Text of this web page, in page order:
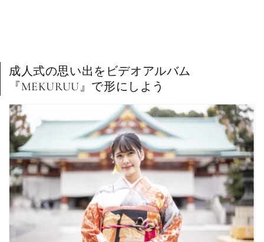
成人式の思い出をビデオアルバム
『MEKURUU』で形にしよう